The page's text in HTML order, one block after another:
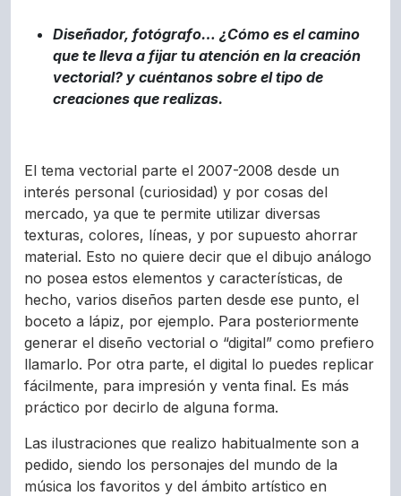
Diseñador, fotógrafo… ¿Cómo es el camino
que te lleva a fijar tu atención en la creación
vectorial? y cuéntanos sobre el tipo de
creaciones que realizas.
El tema vectorial parte el 2007-2008 desde un
interés personal (curiosidad) y por cosas del
mercado, ya que te permite utilizar diversas
texturas, colores, líneas, y por supuesto ahorrar
material. Esto no quiere decir que el dibujo análogo
no posea estos elementos y características, de
hecho, varios diseños parten desde ese punto, el
boceto a lápiz, por ejemplo. Para posteriormente
generar el diseño vectorial o “digital” como prefiero
llamarlo. Por otra parte, el digital lo puedes replicar
fácilmente, para impresión y venta final. Es más
práctico por decirlo de alguna forma.
Las ilustraciones que realizo habitualmente son a
pedido, siendo los personajes del mundo de la
música los favoritos y del ámbito artístico en